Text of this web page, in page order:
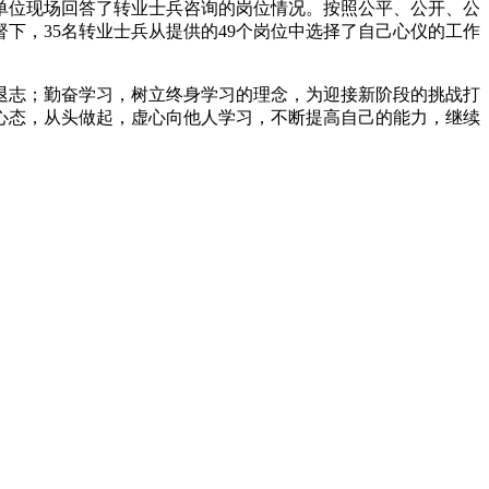
现场回答了转业士兵咨询的岗位情况。按照公平、公开、公
，35名转业士兵从提供的49个岗位中选择了自己心仪的工作
；勤奋学习，树立终身学习的理念，为迎接新阶段的挑战打
，从头做起，虚心向他人学习，不断提高自己的能力，继续